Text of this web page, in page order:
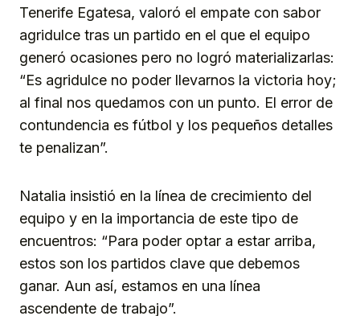
Tenerife Egatesa, valoró el empate con sabor
agridulce tras un partido en el que el equipo
generó ocasiones pero no logró materializarlas:
“Es agridulce no poder llevarnos la victoria hoy;
al final nos quedamos con un punto. El error de
contundencia es fútbol y los pequeños detalles
te penalizan”.
Natalia insistió en la línea de crecimiento del
equipo y en la importancia de este tipo de
encuentros: “Para poder optar a estar arriba,
estos son los partidos clave que debemos
ganar. Aun así, estamos en una línea
ascendente de trabajo”.